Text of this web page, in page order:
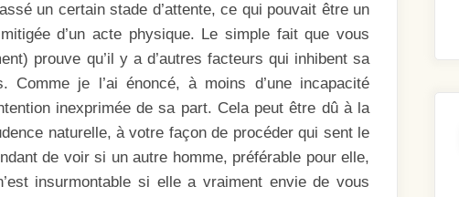
un certain stade d’attente, ce qui pouvait être un
d’un acte physique. Le simple fait que vous
prouve qu’il y a d’autres facteurs qui inhibent sa
je l’ai énoncé, à moins d’une incapacité
inexprimée de sa part. Cela peut être dû à la
naturelle, à votre façon de procéder qui sent le
de voir si un autre homme, préférable pour elle,
insurmontable si elle a vraiment envie de vous